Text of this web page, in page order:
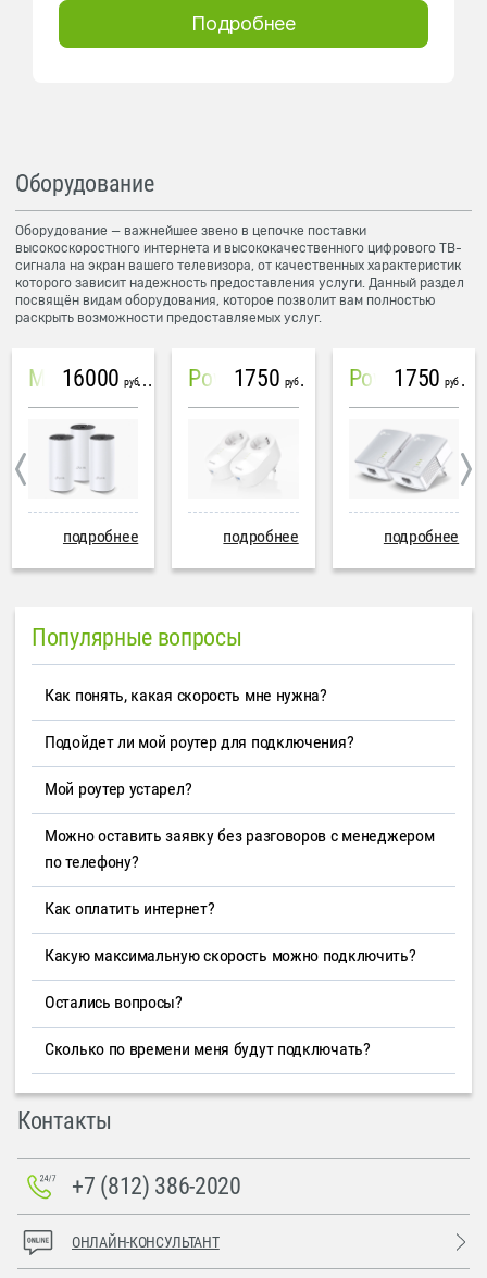
Подробнее
Оборудование
Оборудование — важнейшее звено в цепочке поставки
высокоскоростного интернета и высококачественного цифрового ТВ-
сигнала на экран вашего телевизора, от качественных характеристик
которого зависит надежность предоставления услуги. Данный раздел
посвящён видам оборудования, которое позволит вам полностью
раскрыть возможности предоставляемых услуг.
Mesh система TP-Link Deco M4 (3 устройства)
16000 руб
подробнее
PowerLine Tenda PH6
1750 руб
подробнее
PowerLine TP-Link AV600
1750 руб
подробнее
Популярные вопросы
Как понять, какая скорость мне нужна?
Подойдет ли мой роутер для подключения?
Мой роутер устарел?
Можно оставить заявку без разговоров с менеджером
по телефону?
Как оплатить интернет?
Какую максимальную скорость можно подключить?
Остались вопросы?
Сколько по времени меня будут подключать?
Контакты
+7 (812) 386-2020
ОНЛАЙН-КОНСУЛЬТАНТ